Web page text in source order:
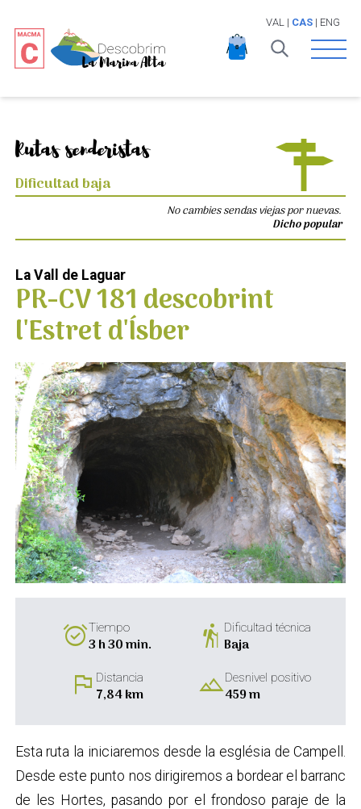
VAL | CAS| ENG
Open
Rutas senderistas
Dificultad baja
No cambies sendas viejas por nuevas.
Dicho popular
La Vall de Laguar
PR-CV 181 descobrint
l'Estret d'Ísber
alarm_onTiempo
3 h 30 min. hikingDificultad técnica
Baja
flag Distancia
7,84 km landscapeDesnivel positivo
459 m
Esta ruta la iniciaremos desde la església de Campell.
Desde este punto nos dirigiremos a bordear el barranc
de les Hortes, pasando por el frondoso paraje de la